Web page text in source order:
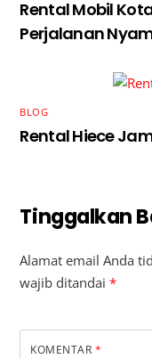
Rental Mobil
Perjalanan
BLOG
Rental Hiece
Tinggalkan
Alamat email Anda
wajib ditandai*
KOMENTAR *